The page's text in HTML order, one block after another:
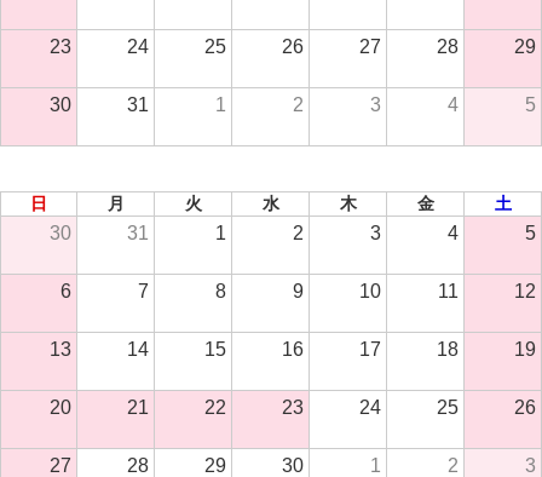
23 24 25 26 27 28 29
30 31 1 2 3 4 5
日 月 火 水 木 金 土
30 31 1 2 3 4 5
6 7 8 9 10 11 12
13 14 15 16 17 18 19
20 21 22 23 24 25 26
27 28 29 30 1 2 3